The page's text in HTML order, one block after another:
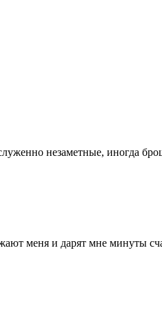
незаметные, иногда
меня и дарят мне минуты